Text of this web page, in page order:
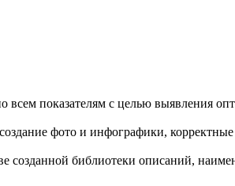
показателям с целью выявления
фото и инфографики,
созданной библиотеки описаний,